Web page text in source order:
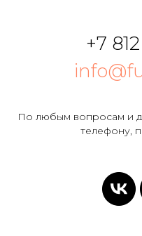
+7
По любым вопросам и
телефону,